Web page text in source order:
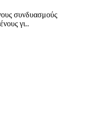
συνδυασμούς
γι..